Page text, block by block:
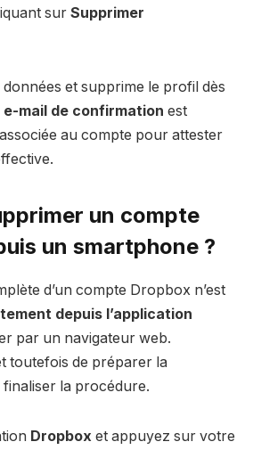
sur Supprimer
et supprime le profil dès
e-mail de confirmation est
au compte pour attester
un compte
un smartphone ?
d’un compte Dropbox n’est
depuis l’application
par un navigateur web.
toutefois de préparer la
la procédure.
Dropbox et appuyez sur votre